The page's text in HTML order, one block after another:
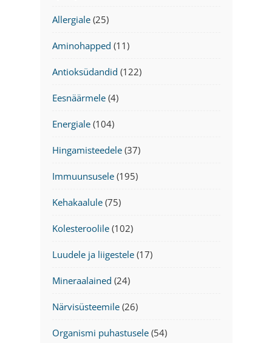
Allergiale (25)
Aminohapped (11)
Antioksüdandid (122)
Eesnäärmele (4)
Energiale (104)
Hingamisteedele (37)
Immuunsusele (195)
Kehakaalule (75)
Kolesteroolile (102)
Luudele ja liigestele (17)
Mineraalained (24)
Närvisüsteemile (26)
Organismi puhastusele (54)